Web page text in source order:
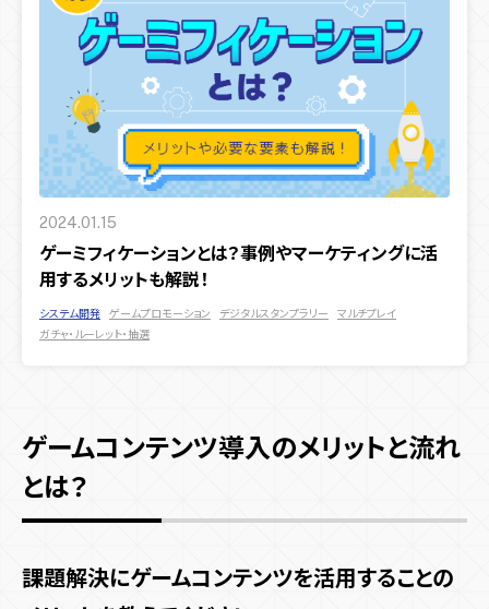
2024.01.15
ゲーミフィケーションとは？事例やマーケティングに活
用するメリットも解説！
システム開発 ゲームプロモーション デジタルスタンプラリー マルチプレイ
ガチャ・ルーレット・抽選
ゲームコンテンツ導入のメリットと流れ
とは？
課題解決にゲームコンテンツを活用することの